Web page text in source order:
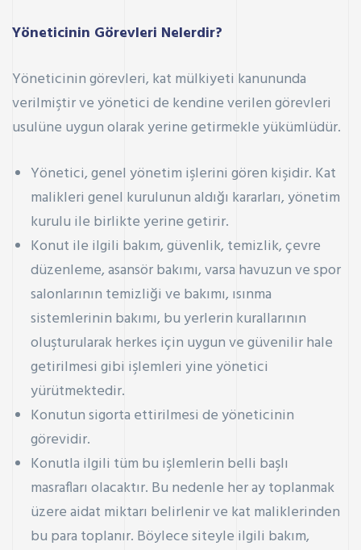
Yöneticinin Görevleri Nelerdir?
Yöneticinin görevleri, kat mülkiyeti kanununda
verilmiştir ve yönetici de kendine verilen görevleri
usulüne uygun olarak yerine getirmekle yükümlüdür.
Yönetici, genel yönetim işlerini gören kişidir. Kat
malikleri genel kurulunun aldığı kararları, yönetim
kurulu ile birlikte yerine getirir.
Konut ile ilgili bakım, güvenlik, temizlik, çevre
düzenleme, asansör bakımı, varsa havuzun ve spor
salonlarının temizliği ve bakımı, ısınma
sistemlerinin bakımı, bu yerlerin kurallarının
oluşturularak herkes için uygun ve güvenilir hale
getirilmesi gibi işlemleri yine yönetici
yürütmektedir.
Konutun sigorta ettirilmesi de yöneticinin
görevidir.
Konutla ilgili tüm bu işlemlerin belli başlı
masrafları olacaktır. Bu nedenle her ay toplanmak
üzere aidat miktarı belirlenir ve kat maliklerinden
bu para toplanır. Böylece siteyle ilgili bakım,